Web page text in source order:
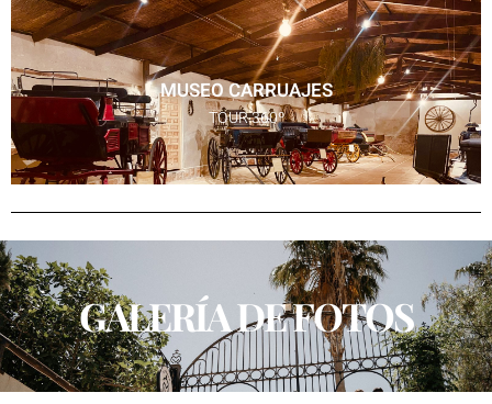
MUSEO CARRUAJES
TOUR 360º
GALERÍA DE FOTOS